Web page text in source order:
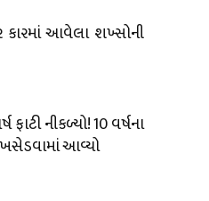
કારમાં આવેલા શખ્સોની
નીકળ્યો! 10 વર્ષના
આવ્યો